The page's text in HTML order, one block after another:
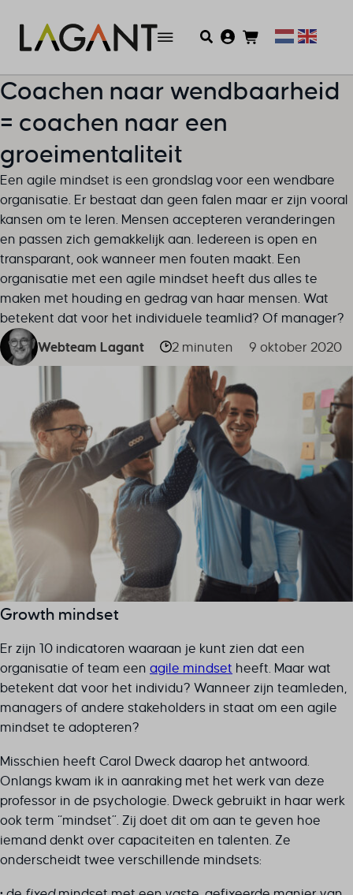
Coachen naar wendbaarheid
= coachen naar een
groeimentaliteit
Een agile mindset is een grondslag voor een wendbare
organisatie. Er bestaat dan geen falen maar er zijn vooral
kansen om te leren. Mensen accepteren veranderingen
en passen zich gemakkelijk aan. Iedereen is open en
transparant, ook wanneer men fouten maakt. Een
organisatie met een agile mindset heeft dus alles te
maken met houding en gedrag van haar mensen. Wat
betekent dat voor het individuele teamlid? Of manager?
Webteam Lagant
2 minuten 9 oktober 2020
Growth mindset
Er zijn 10 indicatoren waaraan je kunt zien dat een
organisatie of team een agile mindset heeft. Maar wat
betekent dat voor het individu? Wanneer zijn teamleden,
managers of andere stakeholders in staat om een agile
mindset te adopteren?
Misschien heeft Carol Dweck daarop het antwoord.
Onlangs kwam ik in aanraking met het werk van deze
professor in de psychologie. Dweck gebruikt in haar werk
ook term “mindset”. Zij doet dit om aan te geven hoe
iemand denkt over capaciteiten en talenten. Ze
onderscheidt twee verschillende mindsets: